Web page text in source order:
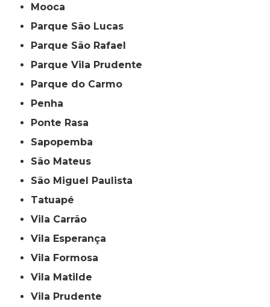
Mooca
Parque São Lucas
Parque São Rafael
Parque Vila Prudente
Parque do Carmo
Penha
Ponte Rasa
Sapopemba
São Mateus
São Miguel Paulista
Tatuapé
Vila Carrão
Vila Esperança
Vila Formosa
Vila Matilde
Vila Prudente